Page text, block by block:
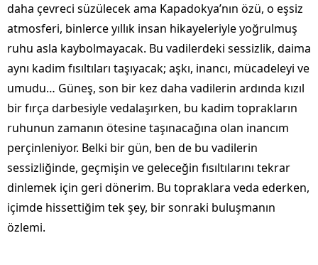
daha çevreci süzülecek ama Kapadokya’nın özü, o eşsiz
atmosferi, binlerce yıllık insan hikayeleriyle yoğrulmuş
ruhu asla kaybolmayacak. Bu vadilerdeki sessizlik, daima
aynı kadim fısıltıları taşıyacak; aşkı, inancı, mücadeleyi ve
umudu… Güneş, son bir kez daha vadilerin ardında kızıl
bir fırça darbesiyle vedalaşırken, bu kadim toprakların
ruhunun zamanın ötesine taşınacağına olan inancım
perçinleniyor. Belki bir gün, ben de bu vadilerin
sessizliğinde, geçmişin ve geleceğin fısıltılarını tekrar
dinlemek için geri dönerim. Bu topraklara veda ederken,
içimde hissettiğim tek şey, bir sonraki buluşmanın
özlemi.